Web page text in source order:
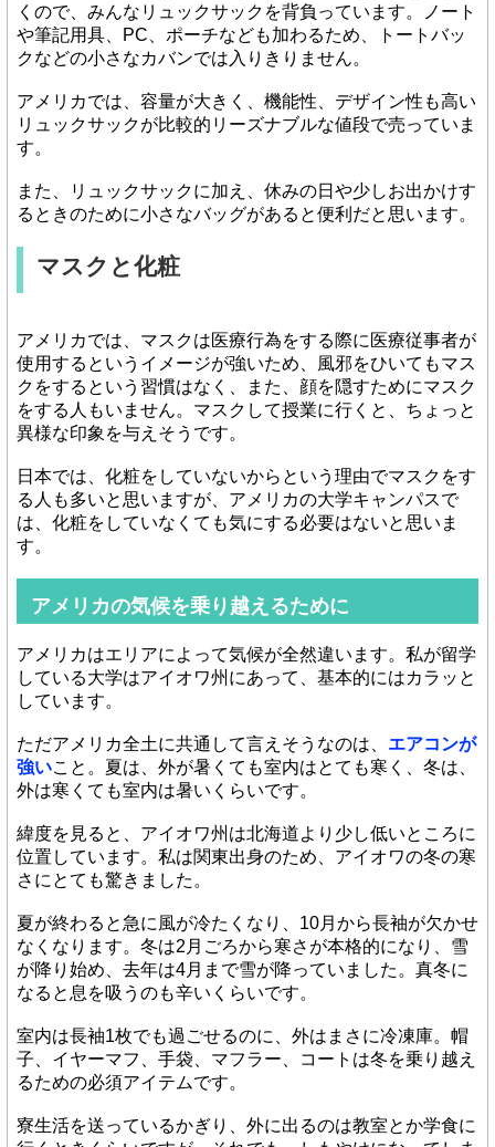
くので、みんなリュックサックを背負っています。ノート
や筆記用具、PC、ポーチなども加わるため、トートバッ
クなどの小さなカバンでは入りきりません。
アメリカでは、容量が大きく、機能性、デザイン性も高い
リュックサックが比較的リーズナブルな値段で売っていま
す。
また、リュックサックに加え、休みの日や少しお出かけす
るときのために小さなバッグがあると便利だと思います。
マスクと化粧
アメリカでは、マスクは医療行為をする際に医療従事者が
使用するというイメージが強いため、風邪をひいてもマス
クをするという習慣はなく、また、顔を隠すためにマスク
をする人もいません。マスクして授業に行くと、ちょっと
異様な印象を与えそうです。
日本では、化粧をしていないからという理由でマスクをす
る人も多いと思いますが、アメリカの大学キャンパスで
は、化粧をしていなくても気にする必要はないと思いま
す。
アメリカの気候を乗り越えるために
アメリカはエリアによって気候が全然違います。私が留学
している大学はアイオワ州にあって、基本的にはカラッと
しています。
ただアメリカ全土に共通して言えそうなのは、 エアコンが
強いこと。夏は、外が暑くても室内はとても寒く、冬は、
外は寒くても室内は暑いくらいです。
緯度を見ると、アイオワ州は北海道より少し低いところに
位置しています。私は関東出身のため、アイオワの冬の寒
さにとても驚きました。
夏が終わると急に風が冷たくなり、10月から長袖が欠かせ
なくなります。冬は2月ごろから寒さが本格的になり、雪
が降り始め、去年は4月まで雪が降っていました。真冬に
なると息を吸うのも辛いくらいです。
室内は長袖1枚でも過ごせるのに、外はまさに冷凍庫。帽
子、イヤーマフ、手袋、マフラー、コートは冬を乗り越え
るための必須アイテムです。
寮生活を送っているかぎり、外に出るのは教室とか学食に